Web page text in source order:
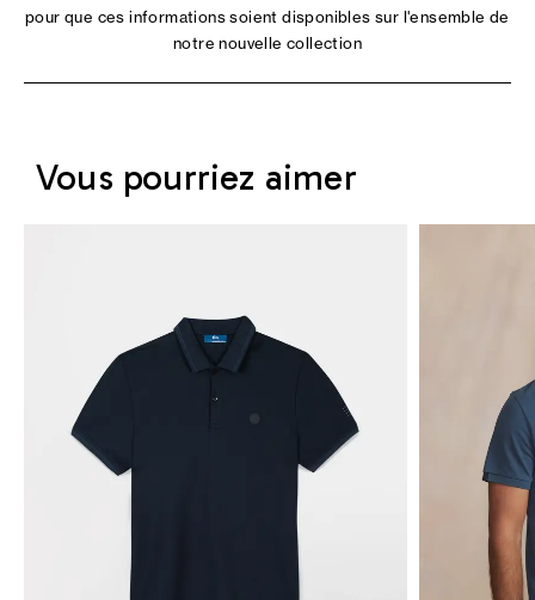
pour que ces informations soient disponibles sur l'ensemble de
notre nouvelle collection
Vous pourriez aimer